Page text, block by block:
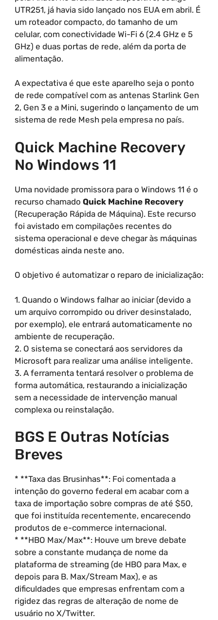
UTR251, já havia sido lançado nos EUA em abril. É
um roteador compacto, do tamanho de um
celular, com conectividade Wi-Fi 6 (2.4 GHz e 5
GHz) e duas portas de rede, além da porta de
alimentação.
A expectativa é que este aparelho seja o ponto
de rede compatível com as antenas Starlink Gen
2, Gen 3 e a Mini, sugerindo o lançamento de um
sistema de rede Mesh pela empresa no país.
Quick Machine Recovery
No Windows 11
Uma novidade promissora para o Windows 11 é o
recurso chamado Quick Machine Recovery
(Recuperação Rápida de Máquina). Este recurso
foi avistado em compilações recentes do
sistema operacional e deve chegar às máquinas
domésticas ainda neste ano.
O objetivo é automatizar o reparo de inicialização:
1. Quando o Windows falhar ao iniciar (devido a
um arquivo corrompido ou driver desinstalado,
por exemplo), ele entrará automaticamente no
ambiente de recuperação.
2. O sistema se conectará aos servidores da
Microsoft para realizar uma análise inteligente.
3. A ferramenta tentará resolver o problema de
forma automática, restaurando a inicialização
sem a necessidade de intervenção manual
complexa ou reinstalação.
BGS E Outras Notícias
Breves
* **Taxa das Brusinhas**: Foi comentada a
intenção do governo federal em acabar com a
taxa de importação sobre compras de até $50,
que foi instituída recentemente, encarecendo
produtos de e-commerce internacional.
* **HBO Max/Max**: Houve um breve debate
sobre a constante mudança de nome da
plataforma de streaming (de HBO para Max, e
depois para B. Max/Stream Max), e as
dificuldades que empresas enfrentam com a
rigidez das regras de alteração de nome de
usuário no X/Twitter.